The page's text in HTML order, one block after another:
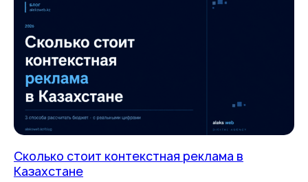
Сколько стоит контекстная реклама в
Казахстане